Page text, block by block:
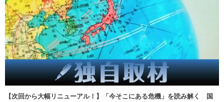
【次回から大幅リニューアル！】「今そこにある危機」を読み解く 国